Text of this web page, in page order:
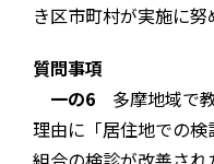
き区市町村が実施に努
質問事項
一の6 多摩地域で
理由に「居住地での